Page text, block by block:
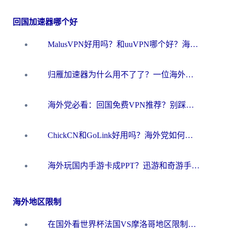
回国加速器哪个好
MalusVPN好用吗？和uuVPN哪个好？海外党无缝访问国内资源的真实对比与选择指南
归雁加速器为什么用不了了？一位海外游子的真实困惑与技术解答
海外党必看：回国免费VPN推荐？别踩坑！教你选对加速器无缝刷国内资源
ChickCN和GoLink好用吗？海外党如何选对回国加速器
海外玩国内手游卡成PPT？迅游和奇游手游哪个好？一篇讲透回国加速器怎么选
海外地区限制
在国外看世界杯法国VS摩洛哥地区限制？这篇指南让你流畅看中文解说无压力